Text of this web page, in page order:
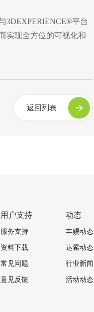
3DEXPERIENCE®平台
实现全方位的可视化和
返回列表
用户支持
服务支持
资料下载
常见问题
意见反馈
动态
丰赐动态
达索动态
行业新闻
活动动态